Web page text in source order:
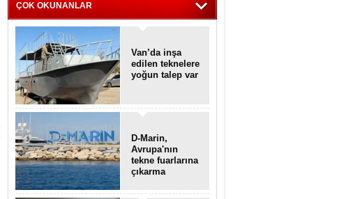
ÇOK OKUNANLAR
Van’da inşa
edilen teknelere
yoğun talep var
D-Marin,
Avrupa'nın
tekne fuarlarına
çıkarma